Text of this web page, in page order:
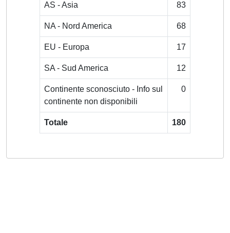
AS - Asia 83
NA - Nord America 68
EU - Europa 17
SA - Sud America 12
Continente sconosciuto - Info sul
continente non disponibili
0
Totale 180